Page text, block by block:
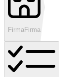
Firma Firma